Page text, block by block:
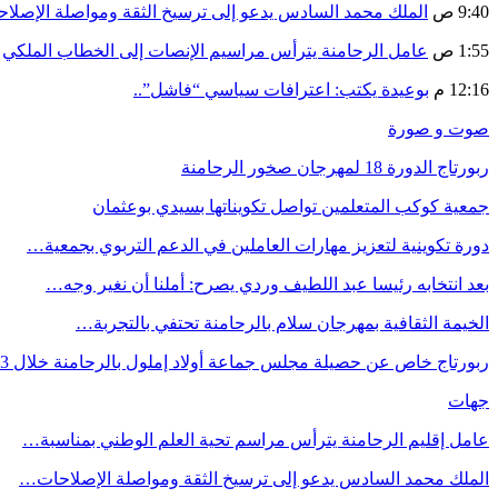
9:40 ص الملك محمد السادس يدعو إلى ترسيخ الثقة ومواصلة
1:55 ص عامل الرحامنة يترأس مراسيم الإنصات إلى الخطاب الملكي
12:16 م بوعيدة يكتب: اعترافات سياسي “فاشل”..
صوت و صورة
ربورتاج الدورة 18 لمهرجان صخور الرحامنة
جمعية كوكب المتعلمين تواصل تكويناتها بسيدي بوعثمان
دورة تكوينية لتعزيز مهارات العاملين في الدعم التربوي بجمعية…
بعد انتخابه رئيسا عبد اللطيف وردي يصرح: أملنا أن نغير وجه…
الخيمة الثقافية بمهرجان سلام بالرحامنة تحتفي بالتجربة…
ربورتاج خاص عن حصيلة مجلس جماعة أولاد إملول بالرحامنة خلال 3…
جهات
عامل إقليم الرحامنة يترأس مراسم تحية العلم الوطني بمناسبة…
الملك محمد السادس يدعو إلى ترسيخ الثقة ومواصلة الإصلاحات…